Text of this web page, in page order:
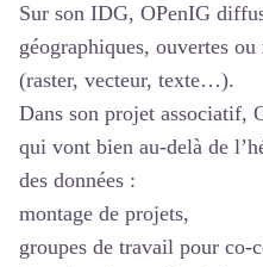
Sur son IDG, OPenIG
géographiques, ouvertes
(raster, vecteur, texte…).
Dans son projet associatif,
qui vont bien au-delà de
des données :
montage de projets,
groupes de travail pour co-